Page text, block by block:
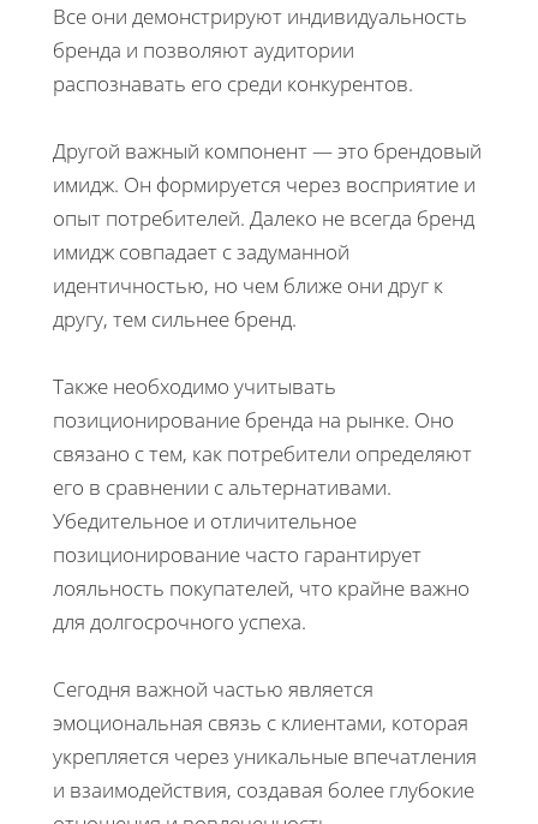
Все они демонстрируют индивидуальность
бренда и позволяют аудитории
распознавать его среди конкурентов.
Другой важный компонент — это брендовый
имидж. Он формируется через восприятие и
опыт потребителей. Далеко не всегда бренд
имидж совпадает с задуманной
идентичностью, но чем ближе они друг к
другу, тем сильнее бренд.
Также необходимо учитывать
позиционирование бренда на рынке. Оно
связано с тем, как потребители определяют
его в сравнении с альтернативами.
Убедительное и отличительное
позиционирование часто гарантирует
лояльность покупателей, что крайне важно
для долгосрочного успеха.
Сегодня важной частью является
эмоциональная связь с клиентами, которая
укрепляется через уникальные впечатления
и взаимодействия, создавая более глубокие